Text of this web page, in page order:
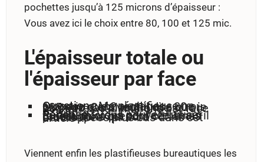
pochettes jusqu’à 125 microns d’épaisseur :
Vous avez ici le choix entre 80, 100 et 125 mic.
L'épaisseur totale ou
l'épaisseur par face
Question
: Ma plastifieuse ne propose que 2 réglages : 80 ou 125 mic. Cela veut-il dire que je ne peux pas plastifier de pochettes 100 microns par face ?
Réponse
: Vous pouvez utiliser du 100 microns par face, mais il faudra alors prendre certaines précautions qui sont développées plus bas dans cet article ...
Viennent enfin les plastifieuses bureautiques les